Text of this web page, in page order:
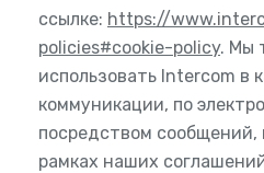
ссылке: https://
policies#cookie-policy. Мы
использовать Intercom в
коммуникации, по
посредством
рамках наших